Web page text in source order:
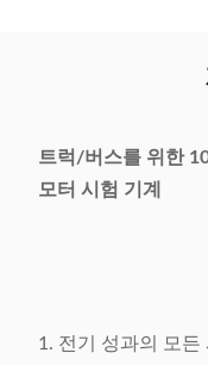
트럭/버스를 위한
모터 시험 기계
1. 전기 성과의 모든